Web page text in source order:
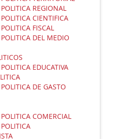
POLITICA REGIONAL
POLITICA CIENTIFICA
POLITICA FISCAL
POLITICA DEL MEDIO
POLITICA EDUCATIVA
POLITICA DE GASTO
POLITICA COMERCIAL
POLITICA